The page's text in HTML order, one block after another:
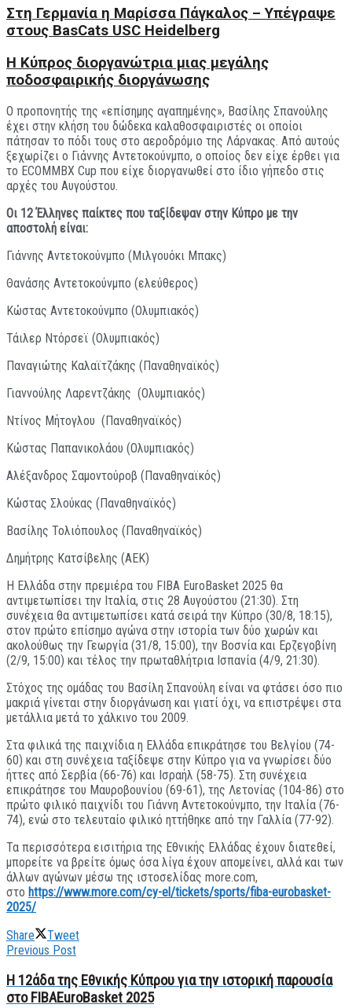
Στη Γερμανία η Μαρίσσα Πάγκαλος – Υπέγραψε
στους BasCats USC Heidelberg
Η Κύπρος διοργανώτρια μιας μεγάλης
ποδοσφαιρικής διοργάνωσης
Ο προπονητής της «επίσημης αγαπημένης», Βασίλης Σπανούλης
έχει στην κλήση του δώδεκα καλαθοσφαιριστές οι οποίοι
πάτησαν το πόδι τους στο αεροδρόμιο της Λάρνακας. Από αυτούς
ξεχωρίζει ο Γιάννης Αντετοκούνμπο, ο οποίος δεν είχε έρθει για
το ECOMMBX Cup που είχε διοργανωθεί στο ίδιο γήπεδο στις
αρχές του Αυγούστου.
Οι 12Έλληνες παίκτες που ταξίδεψαν στην Κύπρο με την
αποστολή είναι:
Γιάννης Αντετοκούνμπο (Μιλγουόκι Μπακς)
Θανάσης Αντετοκούνμπο (ελεύθερος)
Κώστας Αντετοκούνμπο (Ολυμπιακός)
Τάιλερ Ντόρσεϊ (Ολυμπιακός)
Παναγιώτης Καλαϊτζάκης (Παναθηναϊκός)
Γιαννούλης Λαρεντζάκης (Ολυμπιακός)
Ντίνος Μήτογλου (Παναθηναϊκός)
Κώστας Παπανικολάου (Ολυμπιακός)
Αλέξανδρος Σαμοντούροβ (Παναθηναϊκός)
Κώστας Σλούκας (Παναθηναϊκός)
Βασίλης Τολιόπουλος (Παναθηναϊκός)
Δημήτρης Κατσίβελης (ΑΕΚ)
Η Ελλάδα στην πρεμιέρα του FIBA EuroBasket 2025 θα
αντιμετωπίσει την Ιταλία, στις 28 Αυγούστου (21:30). Στη
συνέχεια θα αντιμετωπίσει κατά σειρά την Κύπρο (30/8, 18:15),
στον πρώτο επίσημο αγώνα στην ιστορία των δύο χωρών και
ακολούθως την Γεωργία (31/8, 15:00), την Βοσνία και Ερζεγοβίνη
(2/9, 15:00) και τέλος την πρωταθλήτρια Ισπανία (4/9, 21:30).
Στόχος της ομάδας του Βασίλη Σπανούλη είναι να φτάσει όσο πιο
μακριά γίνεται στην διοργάνωση και γιατί όχι, να επιστρέψει στα
μετάλλια μετά το χάλκινο του 2009.
Στα φιλικά της παιχνίδια η Ελλάδα επικράτησε του Βελγίου (74-
60) και στη συνέχεια ταξίδεψε στην Κύπρο για να γνωρίσει δύο
ήττες από Σερβία (66-76) και Ισραήλ (58-75). Στη συνέχεια
επικράτησε του Μαυροβουνίου (69-61), της Λετονίας (104-86) στο
πρώτο φιλικό παιχνίδι του Γιάννη Αντετοκούνμπο, την Ιταλία (76-
74), ενώ στο τελευταίο φιλικό ηττήθηκε από την Γαλλία (77-92).
Τα περισσότερα εισιτήρια της Εθνικής Ελλάδας έχουν διατεθεί,
μπορείτε να βρείτε όμως όσα λίγα έχουν απομείνει, αλλά και των
άλλων αγώνων μέσω της ιστοσελίδας more.com,
στο https://www.more.com/cy-el/tickets/sports/fiba-eurobasket-
2025/
Share
Tweet
Previous Post
Η 12άδα της Εθνικής Κύπρου για την ιστορική παρουσία
στο FIBAEuroBasket 2025